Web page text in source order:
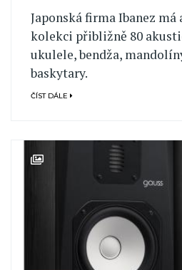
Japonská firma Ibanez má
kolekci přibližně 80
ukulele, bendža,
baskytary.
ČÍST DÁLE